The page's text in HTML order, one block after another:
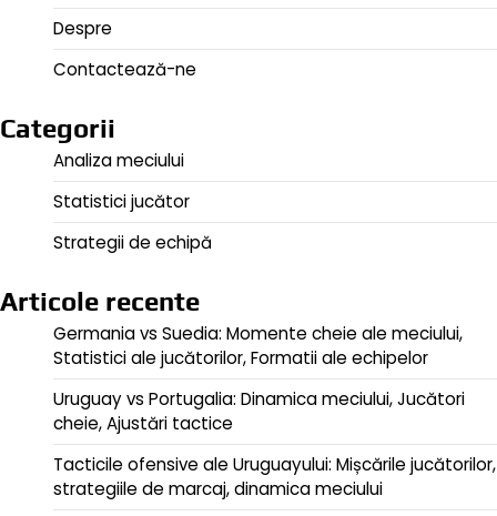
Despre
Contactează-ne
Categorii
Analiza meciului
Statistici jucător
Strategii de echipă
Articole recente
Germania vs Suedia: Momente cheie ale meciului,
Statistici ale jucătorilor, Formatii ale echipelor
Uruguay vs Portugalia: Dinamica meciului, Jucători
cheie, Ajustări tactice
Tacticile ofensive ale Uruguayului: Mișcările jucătorilor,
strategiile de marcaj, dinamica meciului